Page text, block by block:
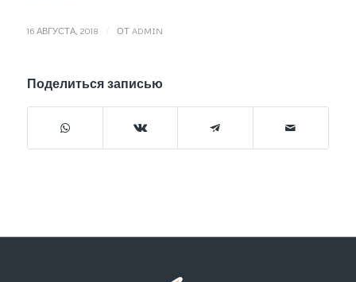
16 АВГУСТА, 2018 ОТ ADMIN
Поделиться записью